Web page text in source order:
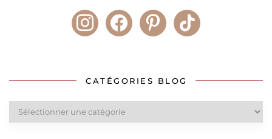
instagramfacebookpinteresttiktok
CATÉGORIES BLOG
Catégories
blog